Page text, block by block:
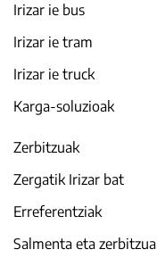
Irizar ie bus
Irizar ie tram
Irizar ie truck
Karga-soluzioak
Zerbitzuak
Zergatik Irizar bat
Erreferentziak
Salmenta eta zerbitzua